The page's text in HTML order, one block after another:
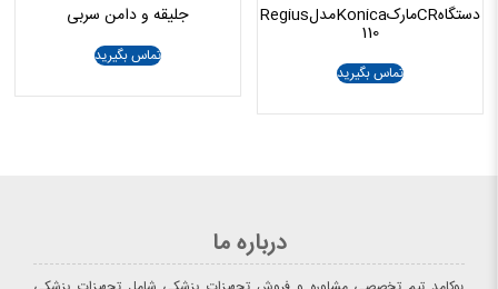
دستگاهCRمارکKonicaمدلRegius
110
تماس بگیرید
جلیقه و دامن سربی
تماس بگیرید
درباره ما